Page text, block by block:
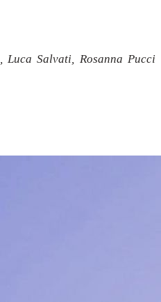
Salvati, Rosanna Pucci